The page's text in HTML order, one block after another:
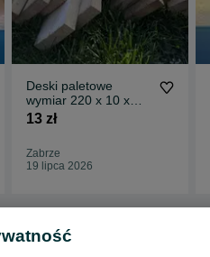
Deski paletowe
wymiar 220 x 10 x
2.5. 100 sztuk. 13ZŁ
13 zł
Zabrze
19 lipca 2026